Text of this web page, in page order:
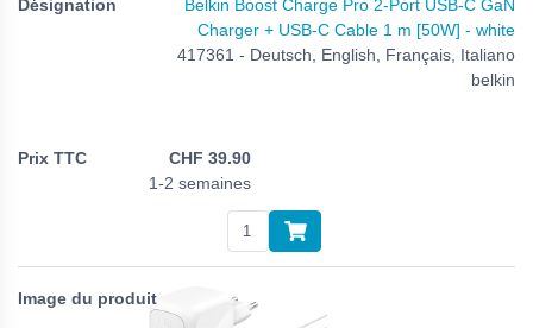
Belkin Boost Charge Pro 2-Port USB-C GaN
Charger + USB-C Cable 1 m [50W] - white
417361 - Deutsch, English, Français, Italiano
belkin
CHF 39.90
1-2 semaines